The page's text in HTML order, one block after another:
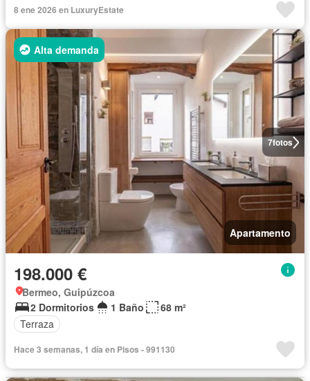
8 ene 2026 en LuxuryEstate
7fotos
Alta demanda
Apartamento
198.000 €
Bermeo, Guipúzcoa
2 Dormitorios
1 Baño
68 m²
Terraza
Hace 3 semanas, 1 día en Pisos - 991130